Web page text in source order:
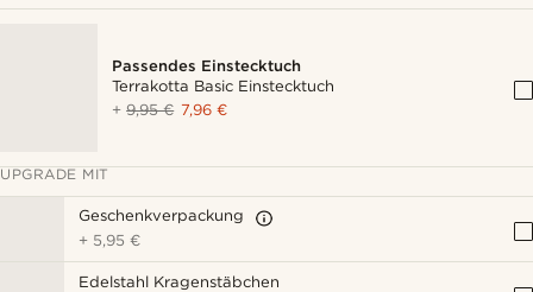
Passendes Einstecktuch
Terrakotta Basic Einstecktuch
+9,95 € 7,96 €
UPGRADE MIT
Geschenkverpackung
+ 5,95 €
Edelstahl Kragenstäbchen